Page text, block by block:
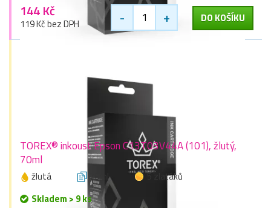
144 Kč
119 Kč bez DPH - + DO KOŠÍKU
TOREX® inkoust Epson C13T03V44A (101), žlutý,
70ml
žlutá 70ml
5 zlaťáků
Skladem > 9 ks